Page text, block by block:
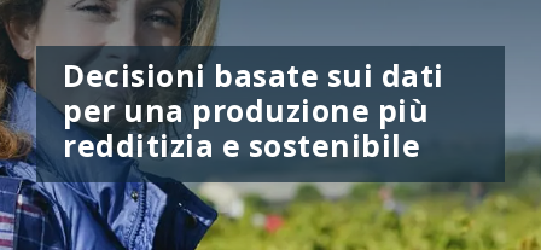
Decisioni basate sui dati
per una produzione più
redditizia e sostenibile